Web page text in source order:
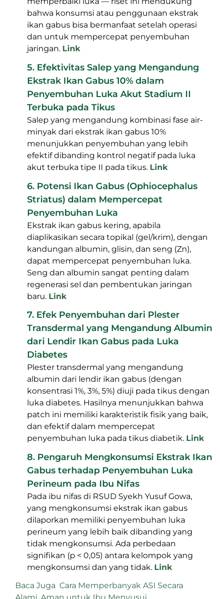
meningkatkan jumlah fibroblast, mengurangi
eritema (kemerahan) dan mengurangi
pembentukan kerak (crust) dibanding kontrol.
Link
Mendukung Penyembuhan Luka
Ikan gabus mengandung protein aktif dan
nutrisi (albumin, dll) yang membantu dalam
pembentukan jaringan, sel fibroblast, dan
memperbaiki luka — riset ini mendukung
bahwa konsumsi atau penggunaan ekstrak
ikan gabus bisa bermanfaat setelah operasi
dan untuk mempercepat penyembuhan
jaringan.Link
5. Efektivitas Salep yang Mengandung
Ekstrak Ikan Gabus 10% dalam Penyembuhan
Luka Akut Stadium II Terbuka pada Tikus
Salep yang mengandung kombinasi fase air-
minyak dari ekstrak ikan gabus 10%
menunjukkan penyembuhan yang lebih
efektif dibanding kontrol negatif pada luka
akut terbuka tipe II pada tikus.Link
6. Potensi Ikan Gabus (Ophiocephalus
Striatus) dalam Mempercepat Penyembuhan
Ekstrak ikan gabus kering, apabila
diaplikasikan secara topikal (gel/krim), dengan
kandungan albumin, glisin, dan seng (Zn),
dapat mempercepat penyembuhan luka.
Seng dan albumin sangat penting dalam
regenerasi sel dan pembentukan jaringan
baru.Link
7. Efek Penyembuhan dari Plester
Transdermal yang Mengandung Albumin
dari Lendir Ikan Gabus pada Luka Diabetes
Plester transdermal yang mengandung
albumin dari lendir ikan gabus (dengan
konsentrasi 1%, 3%, 5%) diuji pada tikus dengan
luka diabetes. Hasilnya menunjukkan bahwa
patch ini memiliki karakteristik fisik yang baik,
dan efektif dalam mempercepat
penyembuhan luka pada tikus diabetik.
8. Pengaruh Mengkonsumsi Ekstrak Ikan
Gabus terhadap Penyembuhan Luka
Perineum pada Ibu Nifas
Pada ibu nifas di RSUD Syekh Yusuf Gowa,
yang mengkonsumsi ekstrak ikan gabus
dilaporkan memiliki penyembuhan luka